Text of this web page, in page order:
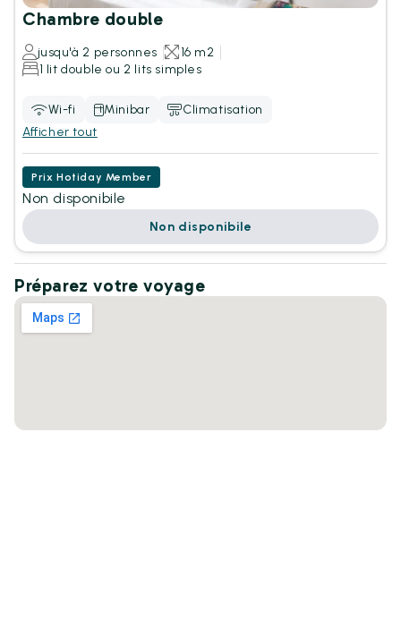
Chambre double
jusqu'à 2 personnes
16 m2
1 lit double ou 2 lits simples
Wi-fi Minibar
Climatisation
Afficher tout
Prix Hotiday Member
Non disponibile
Non disponibile
Préparez votre voyage